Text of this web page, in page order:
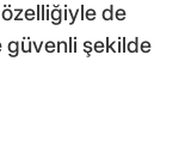
de
güvenli şekilde